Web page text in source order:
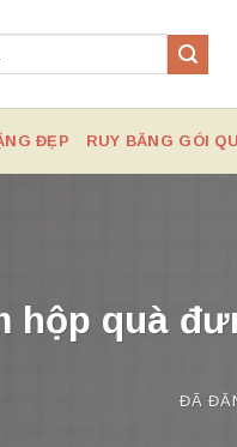
ĐẸP RUY BĂNG GÓI
hộp quà
ĐÃ